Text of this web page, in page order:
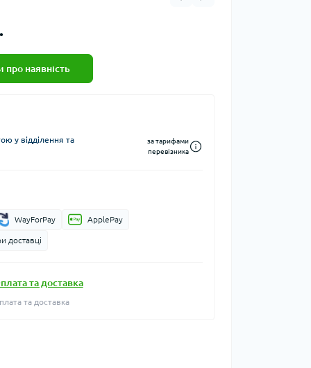
про наявність
у відділення та
за тарифами
перевізника
WayForPay ApplePay
доставці
та доставка
та доставка